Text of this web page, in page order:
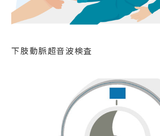
下肢動脈超音波検査